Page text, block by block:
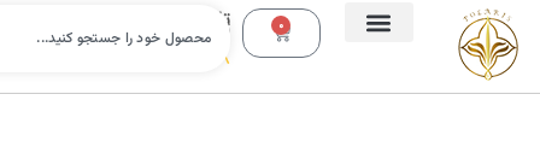
0 تلفن
تماس:
09112988638